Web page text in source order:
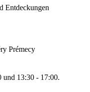
Entdeckungen
Prémecy
und 13:30 - 17:00.